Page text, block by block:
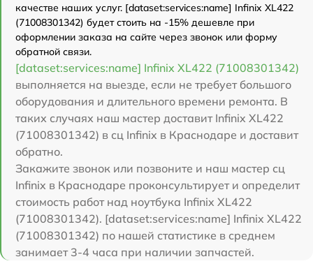
качестве наших услуг. [dataset:services:name] Infinix XL422
(71008301342) будет стоить на -15% дешевле при
оформлении заказа на сайте через звонок или форму
обратной связи.
[dataset:services:name] Infinix XL422 (71008301342)
выполняется на выезде, если не требует большого
оборудования и длительного времени ремонта. В
таких случаях наш мастер доставит Infinix XL422
(71008301342) в сц Infinix в Краснодаре и доставит
обратно.
Закажите звонок или позвоните и наш мастер сц
Infinix в Краснодаре проконсультирует и определит
стоимость работ над ноутбука Infinix XL422
(71008301342). [dataset:services:name] Infinix XL422
(71008301342) по нашей статистике в среднем
занимает 3-4 часа при наличии запчастей.